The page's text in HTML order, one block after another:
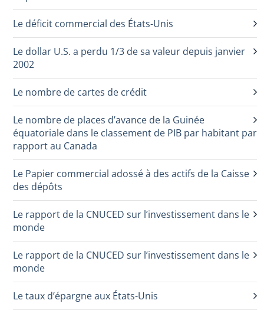
Le déficit commercial des États-Unis
Le dollar U.S. a perdu 1/3 de sa valeur depuis janvier
2002
Le nombre de cartes de crédit
Le nombre de places d’avance de la Guinée
équatoriale dans le classement de PIB par habitant par
rapport au Canada
Le Papier commercial adossé à des actifs de la Caisse
des dépôts
Le rapport de la CNUCED sur l’investissement dans le
monde
Le rapport de la CNUCED sur l’investissement dans le
monde
Le taux d’épargne aux États-Unis